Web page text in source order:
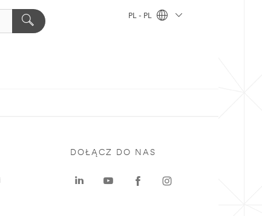
PL - PL
DOŁĄCZ DO NAS